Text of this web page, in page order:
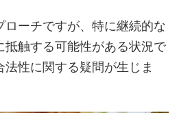
ローチですが、特に継続的な
抵触する可能性がある状況で
性に関する疑問が生じま